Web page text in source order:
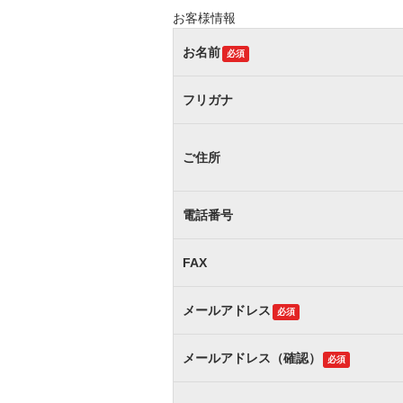
お客様情報
お名前 必須
フリガナ
ご住所
電話番号
FAX
メールアドレス 必須
メールアドレス（確認） 必須